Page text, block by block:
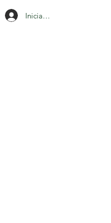
Iniciar Sesión